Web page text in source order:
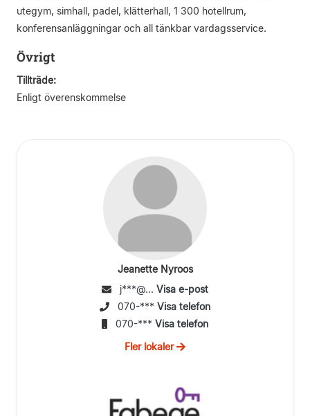
utegym, simhall, padel, klätterhall, 1 300 hotellrum,
konferensanläggningar och all tänkbar vardagsservice.
Övrigt
Tillträde:
Enligt överenskommelse
Jeanette Nyroos
j***@... Visa e-post
070-*** Visa telefon
070-*** Visa telefon
Fler lokaler